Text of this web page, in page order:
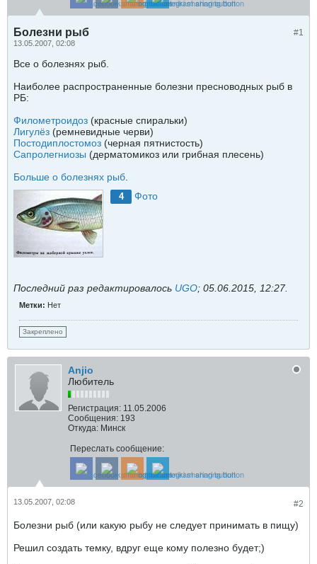
#1
Болезни рыб
13.05.2007, 02:08
Все о болезнях рыб.
Наиболее распространенные болезни пресноводных рыб в
РБ:
Филометроидоз (красные спиральки)
Лигулёз (ремневидные черви)
Постодиплостомоз (черная пятнистость)
Сапролегниозы (дерматомикоз или грибная плесень)
Больше о болезнях рыб
4 Фото
Последний раз редактировалось UGO; 05.06.2015, 12:27.
Метки: Нет
Закреплено
Anjio
Любитель
Регистрация: 11.05.2006
Сообщения: 193
Откуда: Минск
Переслать сообщение:
#2
13.05.2007, 02:08
Болезни рыб (или какую рыбу не следует принимать в пищу)
Решил создать темку, вдруг еще кому полезно будет;)